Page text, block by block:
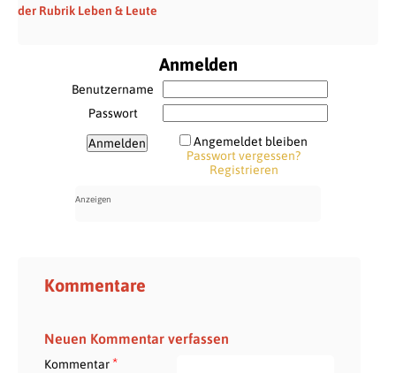
der Rubrik Leben & Leute
Anmelden
Benutzername
Passwort
Angemeldet bleiben
Passwort vergessen?
Registrieren
Kommentare
Neuen Kommentar verfassen
Kommentar*